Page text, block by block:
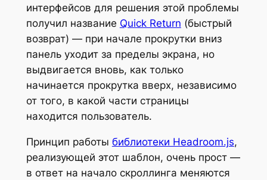
интерфейсов для решения этой проблемы
получил название Quick Return (быстрый
возврат) — при начале прокрутки вниз
панель уходит за пределы экрана, но
выдвигается вновь, как только
начинается прокрутка вверх, независимо
от того, в какой части страницы
находится пользователь.
Принцип работы библиотеки Headroom.js,
реализующей этот шаблон, очень прост —
в ответ на начало скроллинга меняются